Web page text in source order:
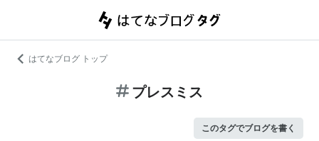
はてなブログ トップ
プレスミス
このタグでブログを書く